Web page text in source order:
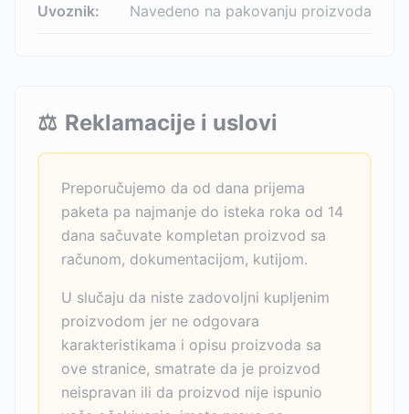
Uvoznik: Navedeno na pakovanju proizvoda
⚖️ Reklamacije i uslovi
Preporučujemo da od dana prijema
paketa pa najmanje do isteka roka od 14
dana sačuvate kompletan proizvod sa
računom, dokumentacijom, kutijom.
U slučaju da niste zadovoljni kupljenim
proizvodom jer ne odgovara
karakteristikama i opisu proizvoda sa
ove stranice, smatrate da je proizvod
neispravan ili da proizvod nije ispunio